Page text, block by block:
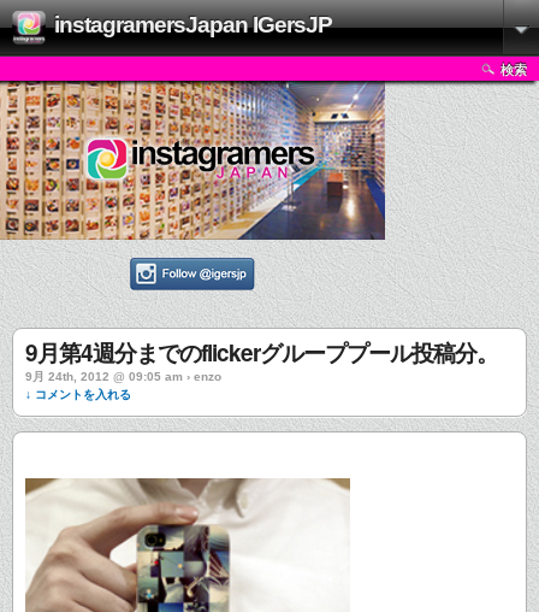
instagramersJapan IGersJP
検索
9月第4週分までのflickerグループプール投稿分。
9月 24th, 2012 @ 09:05 am › enzo
↓ コメントを入れる